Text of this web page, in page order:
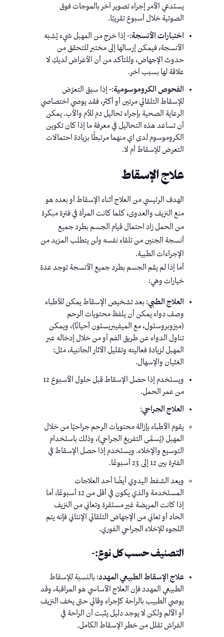
يستدعي الأمر إجراء تصوير آخر بالموجات فوق
الصوتية خلال أسبوع تقريبًا.
اختبارات الأنسجة:- إذا خرج من المهبل شيء يُشبه
الأنسجة، فيمكن إرسالها إلى مختبر للتحقق من
حدوث الإجهاض، وللتأكد من أن الأعراض لديكِ لا
علاقة لها بسبب آخر.
الفحوص الكروموسومية:- إذا سبق التعرّض
للإسقاط التلقائي مرتين أو أكثر، فقد يوصي اختصاصي
الرعاية الصحية بإجراء تحاليل دم للأم والأب. يمكن
أن تساعد هذه التحاليل في معرفة ما إذا كان تكوين
الكروموسوم لدى اي منهما مرتبطًا بزيادة احتمالات
التعرض للإسقاط أم لا.
علاج الإسقاط
الهدف الرئيسي من العلاج أثناء الإسقاط أو بعده هو
منع النزيف والعدوى، كلما كانت المرأة في فترة مبكرة
من الحمل زاد احتمال قيام الجسم بطرد جميع
أنسجة الجنين من تلقاء نفسه ولن يتطلب المزيد من
الإجراءات الطبية.
أما إذا لم يقم الجسم بطرد جميع الأنسجة توجد عدة
خيارات وهي:
العلاج الطبي: بعد تشخيص الإسقاط يمكن للأطباء
وصف دواء يمكن أن يلفظ محتويات الرحم
(ميزوبروستول، مع الميفيبريستون أحيانًا)، ويمكن
تناول الدواء عن طريق الفم أو من خلال إدخاله عبر
المهبل لزيادة فعاليته وتقليل الآثار الجانبية، مثل:
الغثيان والإسهال.
ويستخدم إذا حصل الإسقاط قبل حلول الأسبوع 12
من عمر الحمل.
العلاج الجراحي:
يقوم الأطباء بإزالة محتويات الرحم جراحيًا من خلال
المهبل (يُسمَّى التفريغ الجراحي)، وذلك باستخدام
التوسيع والإخلاء. ويستخدم إذا حصل الإسقاط في
الفترة بين 12 إلى 23 أسبوعًا.
ويعد الشفط اليدوي أيضًا أحد العلاجات
المستخدمة والذي يكون في أقل من 12 أسبوعًا، أما
إذا كانت المريضة غير مستقرة وتعاني من النزيف
الحاد أو تعاني من الإجهاض التلقائي الإنتاني فإنه يتم
اللجوء للإخلاء الجراحي الفوري.
التصنيف حسب كل نوع:-
علاج الإسقاط الطبيعي المهدد: بالنسبة للإسقاط
الطبيعي المهدد فإن العلاج الأساسي هو المراقبة، وقد
يوصي الطبيب بالراحة كإجراء وقائي حتى يخف النزيف
أو الألم ولكن لا يوجد دليل يثبت أن الراحة في
الفراش تقلل من خطر الإسقاط الكامل.